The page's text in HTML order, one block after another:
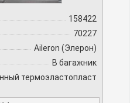
158422
70227
Aileron (Элерон)
В багажник
термоэластопласт